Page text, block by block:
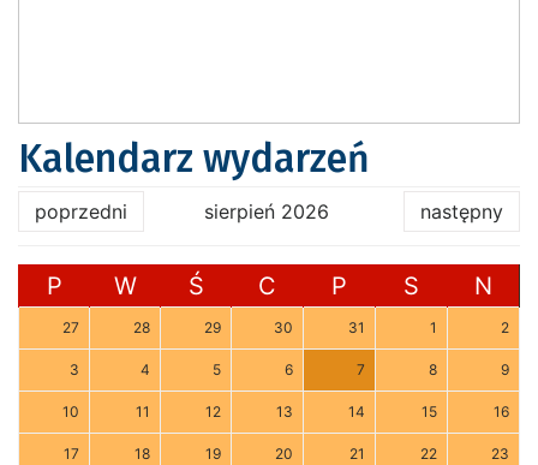
Kalendarz wydarzeń
poprzedni sierpień 2026 następny
P W Ś C P S N
27 28 29 30 31 1 2
3 4 5 6 7 8 9
10 11 12 13 14 15 16
17 18 19 20 21 22 23